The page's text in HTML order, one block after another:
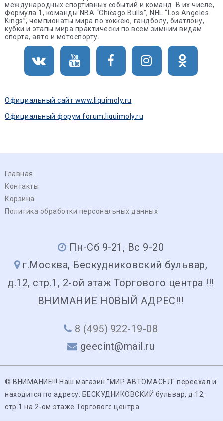
международных спортивных событий и команд. В их числе,
Формула 1, команды NBA “Chicago Bulls”, NHL “Los Angeles
Kings”, чемпионаты мира по хоккею, гандболу, биатлону,
кубки и этапы мира практически по всем зимним видам
спорта, авто и мотоспорту.
Официальный сайт www.liquimoly.ru
Официальный форум forum.liquimoly.ru
Главная
Контакты
Корзина
Политика обработки персональных данных
Пн-Сб 9-21, Вс 9-20
г.Москва, Бескудниковский бульвар,
д.12, стр.1, 2-ой этаж Торгового центра !!!
ВНИМАНИЕ НОВЫЙ АДРЕС!!!
8 (495) 922-19-08
geecint@mail.ru
© ВНИМАНИЕ!!! Наш магазин "МИР АВТОМАСЕЛ" переехал и
находится по адресу: БЕСКУДНИКОВСКИЙ бульвар, д.12,
стр.1 на 2-ом этаже Торгового центра